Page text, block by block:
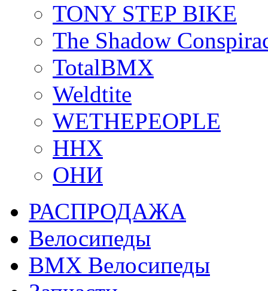
TONY STEP BIKE
The Shadow
TotalBMX
Weldtite
WETHEPEOPLE
ННХ
ОНИ
РАСПРОДАЖА
Велосипеды
BMX Велосипеды